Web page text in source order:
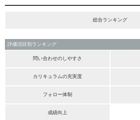
総合ランキング
評価項目別ランキング
問い合わせのしやすさ
カリキュラムの充実度
フォロー体制
成績向上